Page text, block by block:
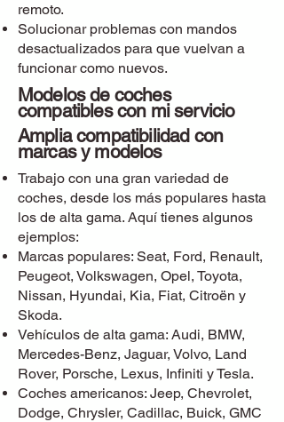
remoto.
Solucionar problemas con mandos
desactualizados para que vuelvan a
funcionar como nuevos.
Modelos de coches
compatibles con mi servicio
Amplia compatibilidad con
marcas y modelos
Trabajo con una gran variedad de
coches, desde los más populares hasta
los de alta gama. Aquí tienes algunos
ejemplos:
Marcas populares: Seat, Ford, Renault,
Peugeot, Volkswagen, Opel, Toyota,
Nissan, Hyundai, Kia, Fiat, Citroën y
Skoda.
Vehículos de alta gama: Audi, BMW,
Mercedes-Benz, Jaguar, Volvo, Land
Rover, Porsche, Lexus, Infiniti y Tesla.
Coches americanos: Jeep, Chevrolet,
Dodge, Chrysler, Cadillac, Buick, GMC